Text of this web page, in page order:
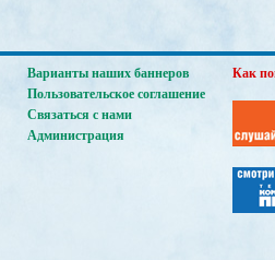
Варианты наших баннеров
Пользовательское соглашение
Связаться с нами
Администрация
Как